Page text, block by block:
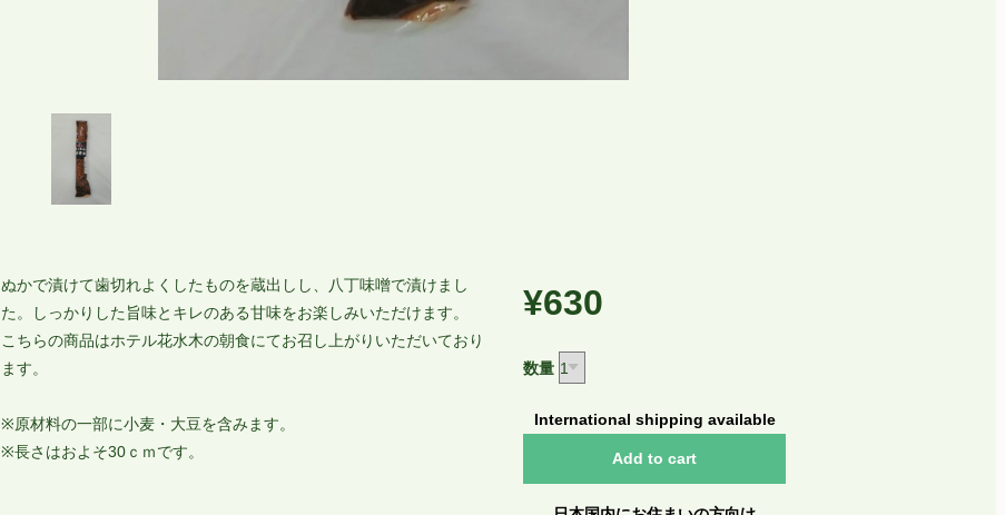
ぬかで漬けて歯切れよくしたものを蔵出しし、八丁味噌で漬けまし
た。しっかりした旨味とキレのある甘味をお楽しみいただけます。
こちらの商品はホテル花水木の朝食にてお召し上がりいただいており
ます。
※原材料の一部に小麦・大豆を含みます。
※長さはおよそ30ｃｍです。
¥630
数量
International shipping available
Add to cart